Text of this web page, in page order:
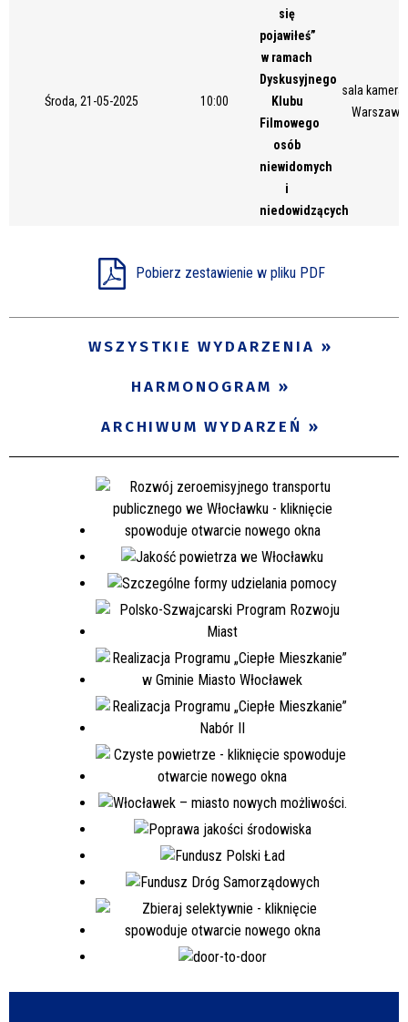
OrganizatorŚroda, 21-05-2025 10:00
się
pojawiłeś”
w ramach
Dyskusyjnego
Klubu
Filmowego
osób
niewidomych
i
niedowidzących
sala
Pobierz zestawienie w pliku PDF
WSZYSTKIE WYDARZENIA
HARMONOGRAM
ARCHIWUM WYDARZEŃ